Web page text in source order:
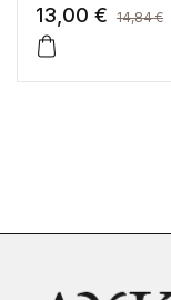
13,00 € 14,84€